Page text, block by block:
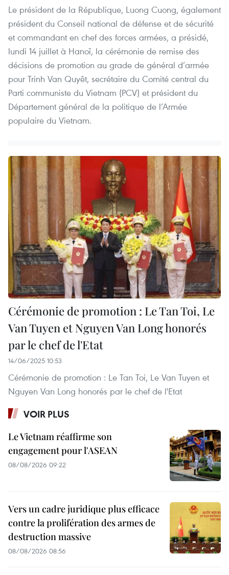
Le président de la République, Luong Cuong, également
président du Conseil national de défense et de sécurité
et commandant en chef des forces armées, a présidé,
lundi 14 juillet à Hanoï, la cérémonie de remise des
décisions de promotion au grade de général d’armée
pour Trinh Van Quyêt, secrétaire du Comité central du
Parti communiste du Vietnam (PCV) et président du
Département général de la politique de l’Armée
populaire du Vietnam.
Cérémonie de promotion : Le Tan Toi, Le
Van Tuyen et Nguyen Van Long honorés
par le chef de l'Etat
14/06/2025 10:53
Cérémonie de promotion : Le Tan Toi, Le Van Tuyen et
Nguyen Van Long honorés par le chef de l'Etat
VOIR PLUS
Le Vietnam réaffirme son
engagement pour l'ASEAN
08/08/2026 09:22
Vers un cadre juridique plus efficace
contre la prolifération des armes de
destruction massive
08/08/2026 08:56